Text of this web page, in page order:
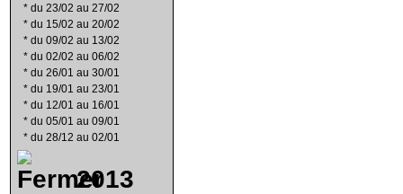
* du 23/02 au 27/02
* du 15/02 au 20/02
* du 09/02 au 13/02
* du 02/02 au 06/02
* du 26/01 au 30/01
* du 19/01 au 23/01
* du 12/01 au 16/01
* du 05/01 au 09/01
* du 28/12 au 02/01
2013